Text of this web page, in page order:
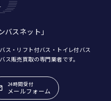
スネット」
ス・リフト付バス・トイレ付バス
販売買取の専門業者です。
24時間受付
メールフォーム